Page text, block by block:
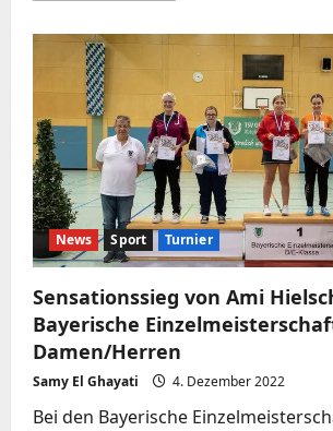
Podestplatz
Hanna
Zhou
–
Bayerische
Einzelmeisterschaften
Jugend
19
15
/
13
2022
News Sport Turnier
Sensationssieg von Ami
Bayerische
Damen/Herren
Samy El Ghayati 4. Dezember 2022
Bei den Bayerische